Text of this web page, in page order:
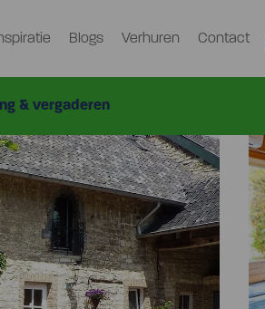
Blogs Verhuren Contact
& vergaderen